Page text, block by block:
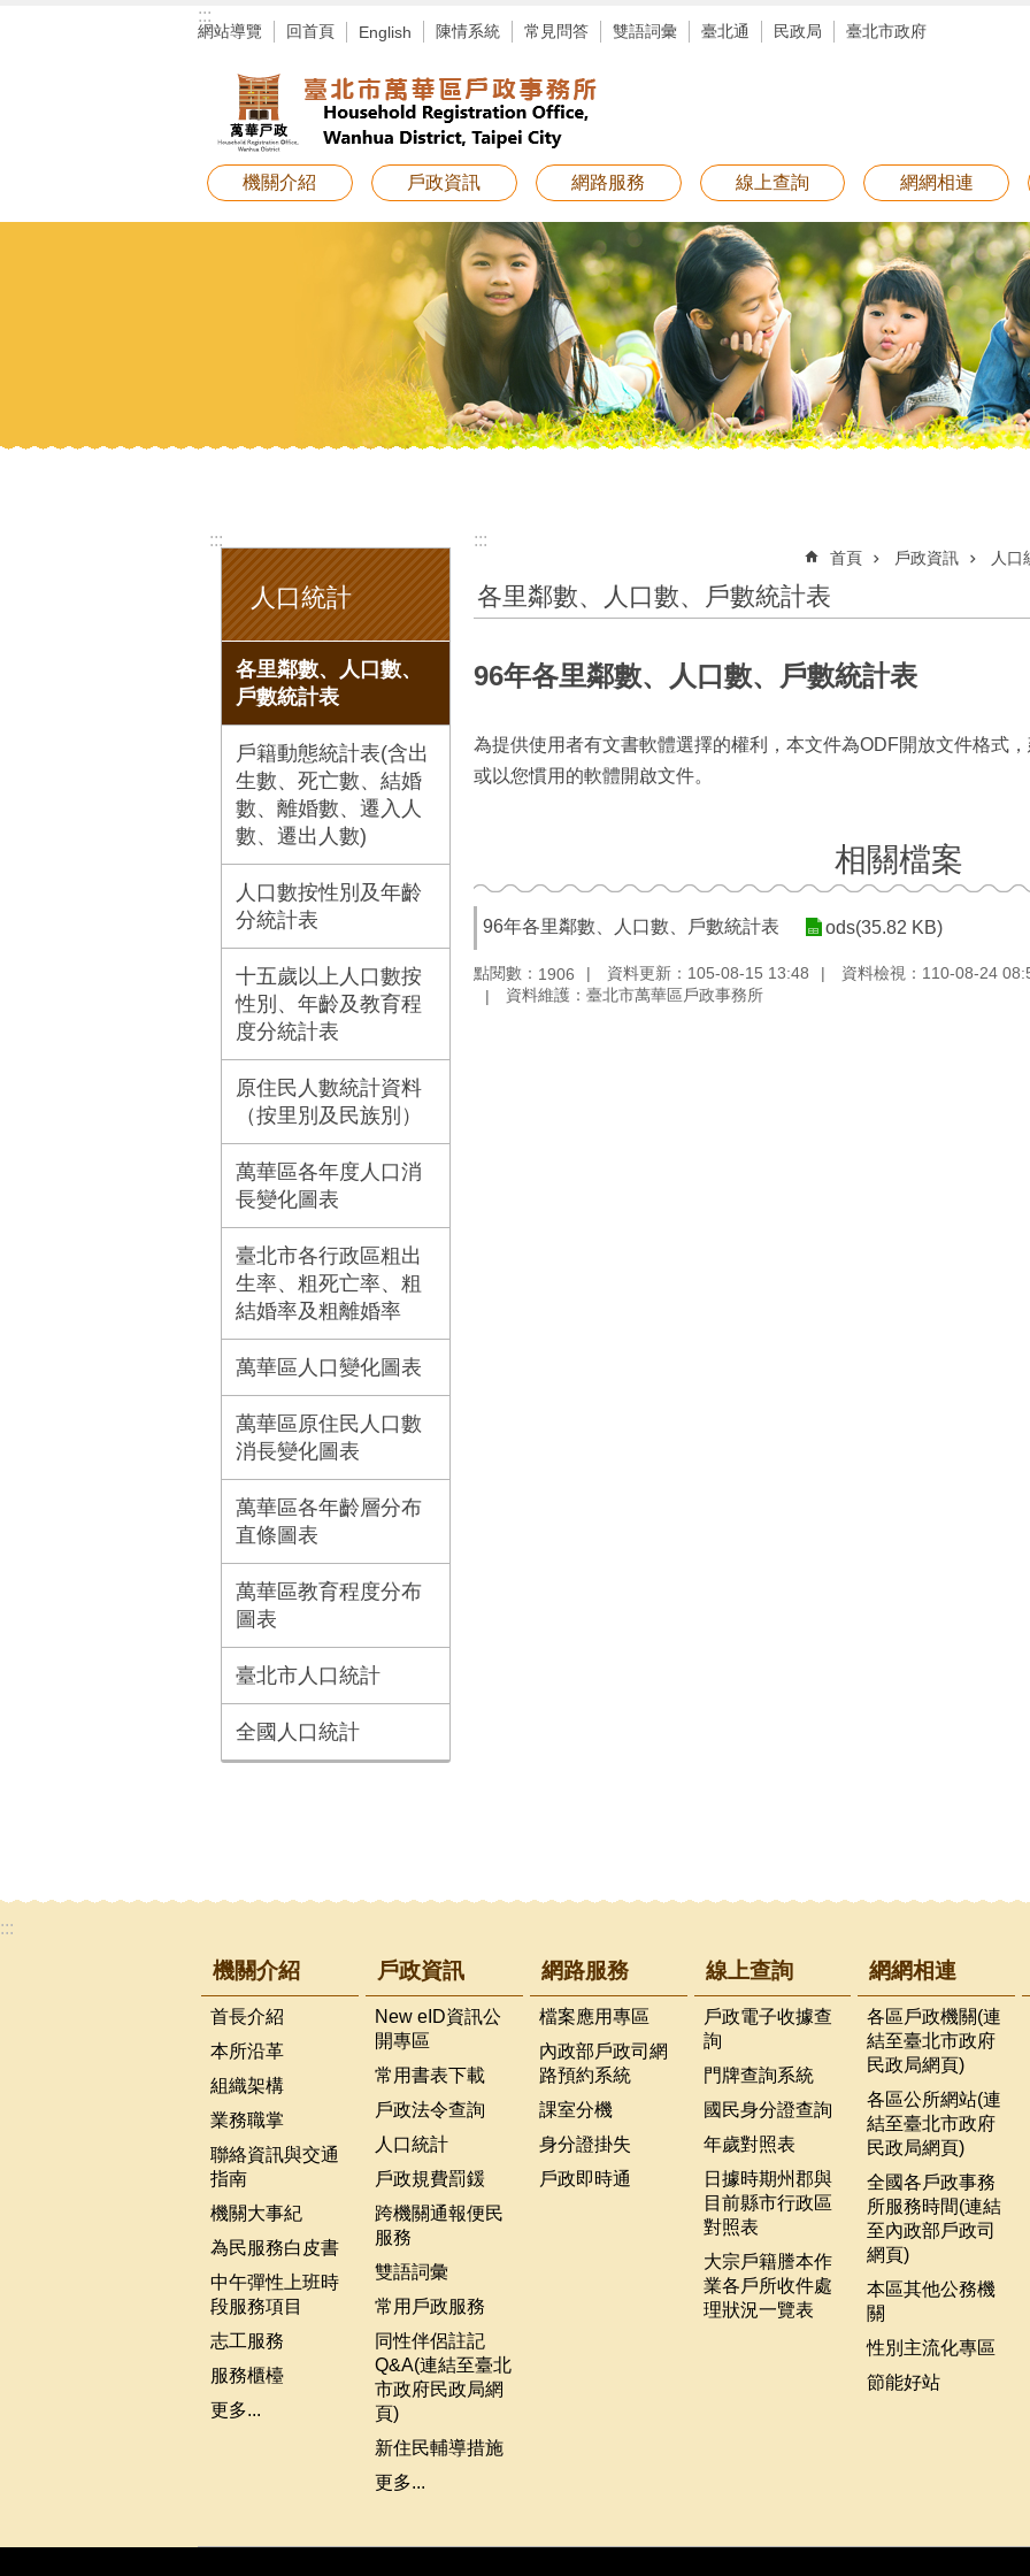
:::
網站導覽 回首頁 English 陳情系統 常見問答 雙語詞彙 臺北通 民政局 臺北市政府
機關介紹 戶政資訊 網路服務 線上查詢 網網相連
:::
人口統計
各里鄰數、人口數、
戶數統計表
戶籍動態統計表(含出
生數、死亡數、結婚
數、離婚數、遷入人
數、遷出人數)
人口數按性別及年齡
分統計表
十五歲以上人口數按
性別、年齡及教育程
度分統計表
原住民人數統計資料
（按里別及民族別）
萬華區各年度人口消
長變化圖表
臺北市各行政區粗出
生率、粗死亡率、粗
結婚率及粗離婚率
萬華區人口變化圖表
萬華區原住民人口數
消長變化圖表
萬華區各年齡層分布
直條圖表
萬華區教育程度分布
圖表
臺北市人口統計
全國人口統計
:::
首頁 戶政資訊 人口
各里鄰數、人口數、戶數統計表
96年各里鄰數、人口數、戶數統計表
為提供使用者有文書軟體選擇的權利，本文件為ODF開放文件格式
或以您慣用的軟體開啟文件。
相關檔案
96年各里鄰數、人口數、戶數統計表 ods(35.82 KB)
點閱數： 1906 資料更新：105-08-15 13:48
資料檢視：110-08-24
資料維護：臺北市萬華區戶政事務所
:::
機關介紹
首長介紹
本所沿革
組織架構
業務職掌
聯絡資訊與交通
指南
機關大事紀
為民服務白皮書
中午彈性上班時
段服務項目
志工服務
服務櫃檯
更多...
戶政資訊
New eID資訊公
開專區
常用書表下載
戶政法令查詢
人口統計
戶政規費罰鍰
跨機關通報便民
服務
雙語詞彙
常用戶政服務
同性伴侶註記
Q&A(連結至臺北
市政府民政局網
頁)
新住民輔導措施
更多...
網路服務
檔案應用專區
內政部戶政司網
路預約系統
課室分機
身分證掛失
戶政即時通
線上查詢
戶政電子收據查
詢
門牌查詢系統
國民身分證查詢
年歲對照表
日據時期州郡與
目前縣市行政區
對照表
大宗戶籍謄本作
業各戶所收件處
理狀況一覽表
網網相連
各區戶政機關(連
結至臺北市政府
民政局網頁)
各區公所網站(連
結至臺北市政府
民政局網頁)
全國各戶政事務
所服務時間(連結
至內政部戶政司
網頁)
本區其他公務機
關
性別主流化專區
節能好站